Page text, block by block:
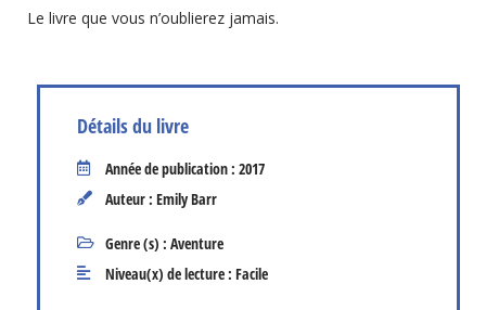
Le livre que vous n’oublierez jamais.
Détails du livre
Année de publication : 2017
Auteur : Emily Barr
Genre (s) : Aventure
Niveau(x) de lecture : Facile